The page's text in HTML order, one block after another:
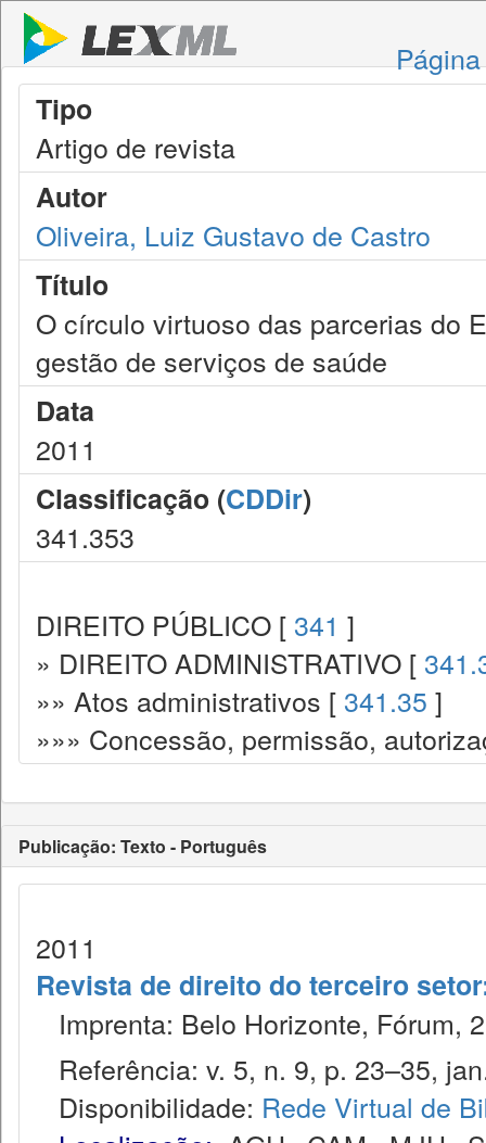
Tipo
Artigo de revista
Autor
Oliveira, Luiz Gustavo de Castro
Título
O círculo virtuoso das parcerias do
gestão de serviços de saúde
Data
2011
Classificação (CDDir)
341.353
DIREITO PÚBLICO [ 341 ]
» DIREITO ADMINISTRATIVO [
»» Atos administrativos [ 341.35 ]
»»» Concessão, permissão,
Publicação: Texto - Português
2011
Revista de direito do terceiro
Imprenta: Belo Horizonte, Fórum,
Referência: v. 5, n. 9, p. 23–35,
Disponibilidade: Rede Virtual de